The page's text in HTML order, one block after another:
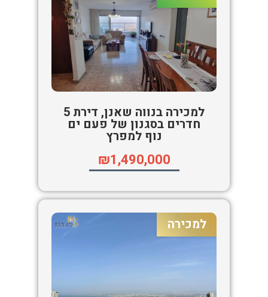
למכירה בנווה שאנן, דירת 5
חדרים בסגנון של פעם ים
נוף למפרץ
₪1,490,000
למכירה